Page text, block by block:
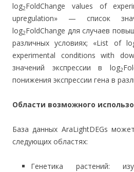
log2FoldChange values of
upregulation» — список
log2FoldChange для случаев
различных условиях; «List of
experimental conditions with
значений экспрессии в log2
понижения экспрессии гена в
Области возможного
База данных AraLightDEGs
следующих областях:
Генетика растений: